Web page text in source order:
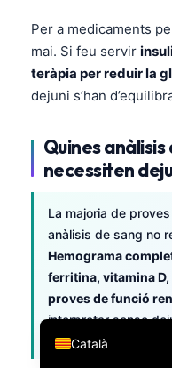
Per a medicaments
mai. Si feu servir
teràpia per reduir la
dejuni s’han
Quines
necessiten
La majoria de
anàlisis de sang no
Hemograma
ferritina, vitamina
proves de funció
interpretar sense
Català
English
Deutsch
العربية
Français
Italiano
Español
Ελληνικά
Türkçe
Română